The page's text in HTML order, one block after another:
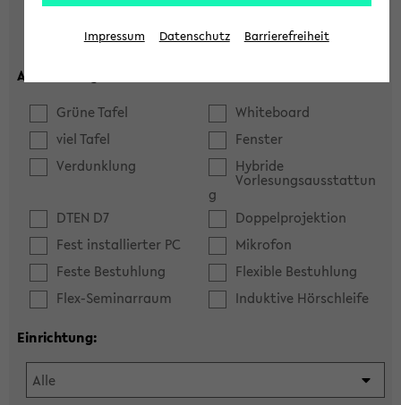
Ausstattung:
Grüne Tafel
Whiteboard
viel Tafel
Fenster
Verdunklung
Hybride
Vorlesungsausstattun
g
DTEN D7
Doppelprojektion
Fest installierter PC
Mikrofon
Feste Bestuhlung
Flexible Bestuhlung
Flex-Seminarraum
Induktive Hörschleife
Einrichtung:
Impressum Datenschutz Barrierefreiheit